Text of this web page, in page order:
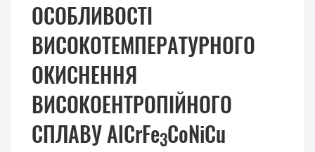
ОСОБЛИВОСТІ
ВИСОКОТЕМПЕРАТУРНОГО
ОКИСНЕННЯ
ВИСОКОЕНТРОПІЙНОГО
СПЛАВУ AlCrFe3CoNiCu